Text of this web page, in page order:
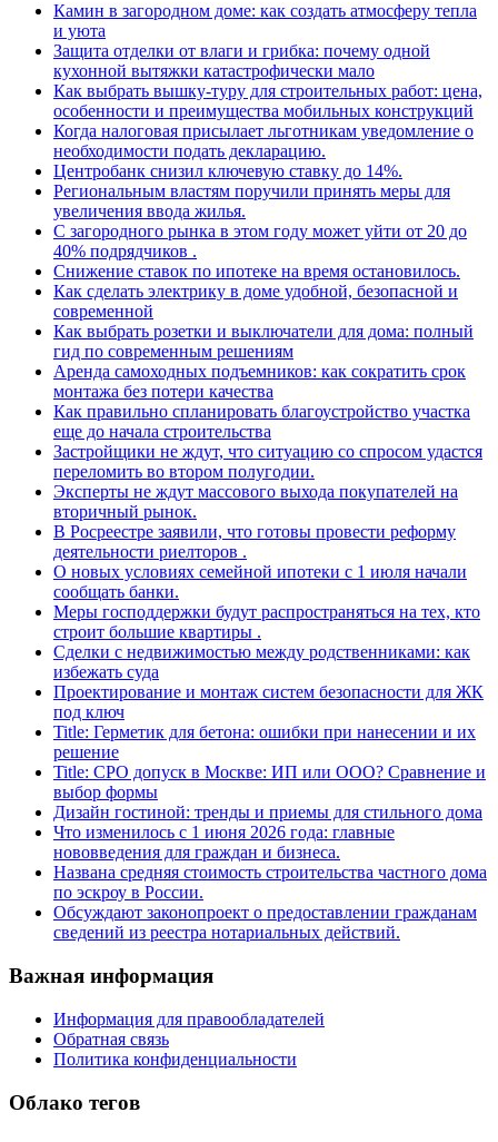
Камин в загородном доме: как создать атмосферу тепла
и уюта
Защита отделки от влаги и грибка: почему одной
кухонной вытяжки катастрофически мало
Как выбрать вышку-туру для строительных работ: цена,
особенности и преимущества мобильных конструкций
Когда налоговая присылает льготникам уведомление о
необходимости подать декларацию.
Центробанк снизил ключевую ставку до 14%.
Региональным властям поручили принять меры для
увеличения ввода жилья.
С загородного рынка в этом году может уйти от 20 до
40% подрядчиков .
Снижение ставок по ипотеке на время остановилось.
Как сделать электрику в доме удобной, безопасной и
современной
Как выбрать розетки и выключатели для дома: полный
гид по современным решениям
Аренда самоходных подъемников: как сократить срок
монтажа без потери качества
Как правильно спланировать благоустройство участка
еще до начала строительства
Застройщики не ждут, что ситуацию со спросом удастся
переломить во втором полугодии.
Эксперты не ждут массового выхода покупателей на
вторичный рынок.
В Росреестре заявили, что готовы провести реформу
деятельности риелторов .
О новых условиях семейной ипотеки с 1 июля начали
сообщать банки.
Меры господдержки будут распространяться на тех, кто
строит большие квартиры .
Сделки с недвижимостью между родственниками: как
избежать суда
Проектирование и монтаж систем безопасности для ЖК
под ключ
Title: Герметик для бетона: ошибки при нанесении и их
решение
Title: СРО допуск в Москве: ИП или ООО? Сравнение и
выбор формы
Дизайн гостиной: тренды и приемы для стильного дома
Что изменилось с 1 июня 2026 года: главные
нововведения для граждан и бизнеса.
Названа средняя стоимость строительства частного дома
по эскроу в России.
Обсуждают законопроект о предоставлении гражданам
сведений из реестра нотариальных действий.
Важная информация
Информация для правообладателей
Обратная связь
Политика конфиденциальности
Облако тегов